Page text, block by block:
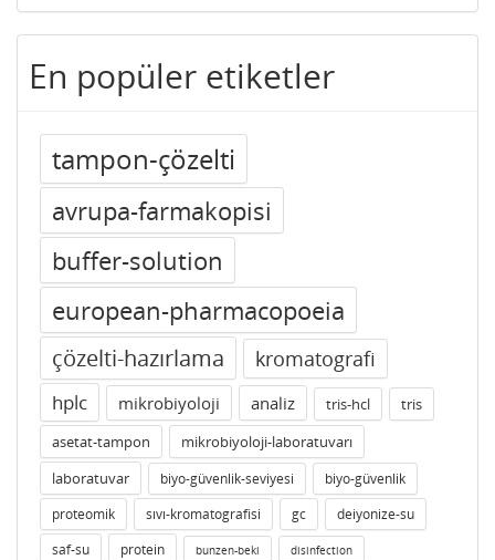
En popüler etiketler
tampon-çözelti
avrupa-farmakopisi
buffer-solution
european-pharmacopoeia
çözelti-hazırlama kromatografi
hplc mikrobiyoloji analiz tris-hcl
tris
asetat-tampon
mikrobiyoloji-laboratuvarı
laboratuvar
biyo-güvenlik-seviyesi
biyo-güvenlik
proteomik
sıvı-kromatografisi gc
deiyonize-su
saf-su
protein bunzen-beki disinfection